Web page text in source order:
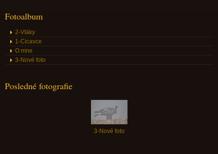
Fotoalbum
2-Vtáky
1-Cicavce
O mne
3-Nové foto
Posledné fotografie
3-Nové foto